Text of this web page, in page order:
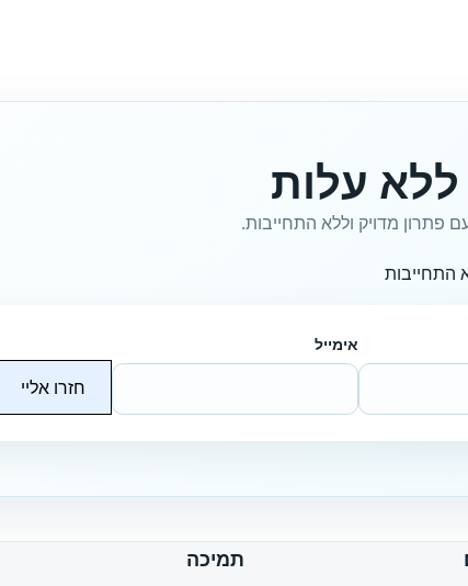
עלות
פתרון מדויק וללא התחייבות.
התחייבות
אימייל
חזרו אליי
תמיכה